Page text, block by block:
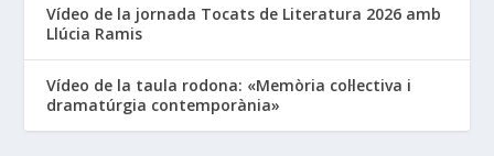
Vídeo de la jornada Tocats de Literatura 2026 amb
Llúcia Ramis
Vídeo de la taula rodona: «Memòria col·lectiva i
dramatúrgia contemporània»